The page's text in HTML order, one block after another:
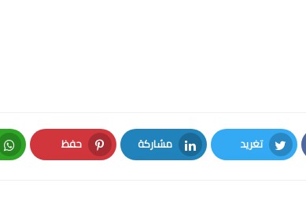
تغريد
Twitter
مشاركة
LinkedIn
حفظ
Pinterest